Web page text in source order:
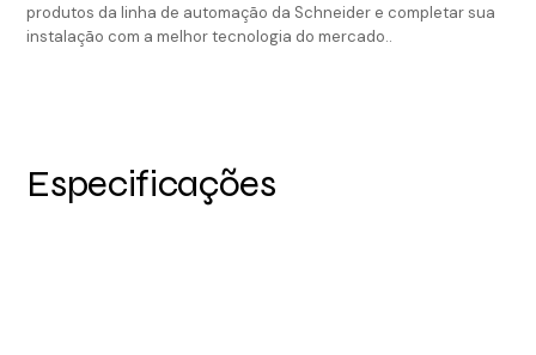
produtos da linha de automação da Schneider e completar sua
instalação com a melhor tecnologia do mercado..
Especificações